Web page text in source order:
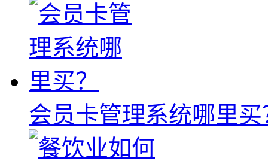
会员卡管理系统哪里买